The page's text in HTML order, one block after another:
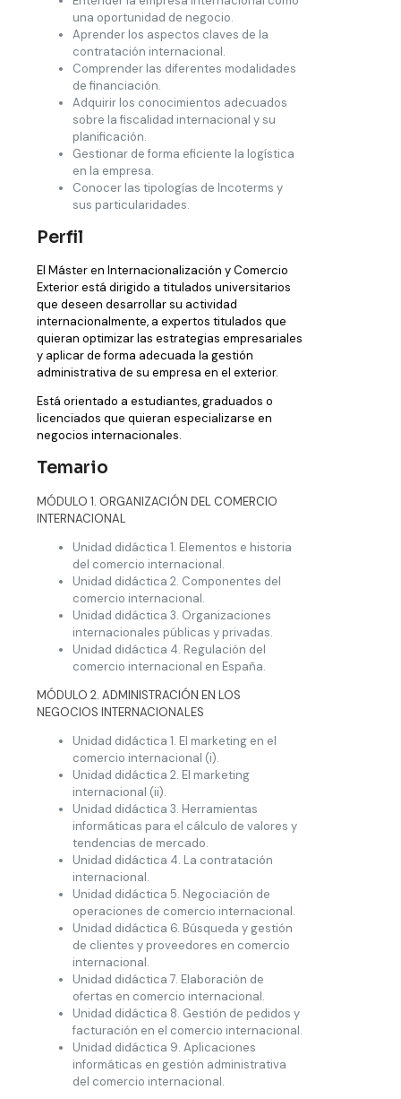
una oportunidad de negocio.
Aprender los aspectos claves de la
contratación internacional.
Comprender las diferentes modalidades
de financiación.
Adquirir los conocimientos adecuados
sobre la fiscalidad internacional y su
planificación.
Gestionar de forma eficiente la logística
en la empresa.
Conocer las tipologías de Incoterms y
sus particularidades.
Perfil
El Máster en Internacionalización y Comercio
Exterior está dirigido a titulados universitarios
que deseen desarrollar su actividad
internacionalmente, a expertos titulados que
quieran optimizar las estrategias empresariales
y aplicar de forma adecuada la gestión
administrativa de su empresa en el exterior.
Está orientado a estudiantes, graduados o
licenciados que quieran especializarse en
negocios internacionales.
Temario
MÓDULO 1. ORGANIZACIÓN DEL COMERCIO
INTERNACIONAL
Unidad didáctica 1. Elementos e historia
del comercio internacional.
Unidad didáctica 2. Componentes del
comercio internacional.
Unidad didáctica 3. Organizaciones
internacionales públicas y privadas.
Unidad didáctica 4. Regulación del
comercio internacional en España.
MÓDULO 2. ADMINISTRACIÓN EN LOS
NEGOCIOS INTERNACIONALES
Unidad didáctica 1. El marketing en el
comercio internacional (i).
Unidad didáctica 2. El marketing
internacional (ii).
Unidad didáctica 3. Herramientas
informáticas para el cálculo de valores y
tendencias de mercado.
Unidad didáctica 4. La contratación
internacional.
Unidad didáctica 5. Negociación de
operaciones de comercio internacional.
Unidad didáctica 6. Búsqueda y gestión
de clientes y proveedores en comercio
internacional.
Unidad didáctica 7. Elaboración de
ofertas en comercio internacional.
Unidad didáctica 8. Gestión de pedidos y
facturación en el comercio internacional.
Unidad didáctica 9. Aplicaciones
informáticas en gestión administrativa
del comercio internacional.